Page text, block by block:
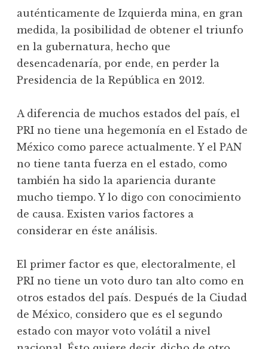
auténticamente de Izquierda mina, en gran
medida, la posibilidad de obtener el triunfo
en la gubernatura, hecho que
desencadenaría, por ende, en perder la
Presidencia de la República en 2012.
A diferencia de muchos estados del país, el
PRI no tiene una hegemonía en el Estado de
México como parece actualmente. Y el PAN
no tiene tanta fuerza en el estado, como
también ha sido la apariencia durante
mucho tiempo. Y lo digo con conocimiento
de causa. Existen varios factores a
considerar en éste análisis.
El primer factor es que, electoralmente, el
PRI no tiene un voto duro tan alto como en
otros estados del país. Después de la Ciudad
de México, considero que es el segundo
estado con mayor voto volátil a nivel